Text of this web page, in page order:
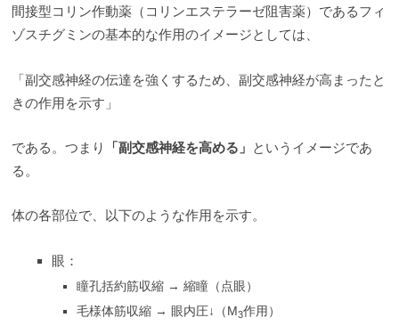
間接型コリン作動薬（コリンエステラーゼ阻害薬）であるフィ
ゾスチグミンの基本的な作用のイメージとしては、
「副交感神経の伝達を強くするため、副交感神経が高まったと
きの作用を示す」
である。つまり 「副交感神経を高める」 というイメージであ
る。
体の各部位で、以下のような作用を示す。
眼：
瞳孔括約筋収縮 → 縮瞳（点眼）
毛様体筋収縮 → 眼内圧↓（M3作用）